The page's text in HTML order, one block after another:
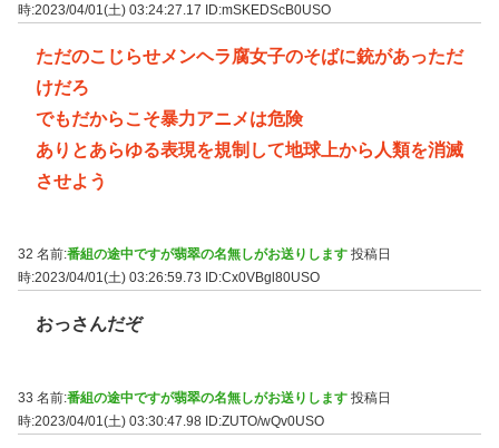
時:2023/04/01(土) 03:24:27.17 ID:mSKEDScB0USO
ただのこじらせメンヘラ腐女子のそばに銃があっただ
けだろ
でもだからこそ暴力アニメは危険
ありとあらゆる表現を規制して地球上から人類を消滅
させよう
32 名前:番組の途中ですが翡翠の名無しがお送りします 投稿日
時:2023/04/01(土) 03:26:59.73
ID:Cx0VBgl80USO
おっさんだぞ
33 名前:番組の途中ですが翡翠の名無しがお送りします 投稿日
時:2023/04/01(土) 03:30:47.98 ID:ZUTO/wQv0USO